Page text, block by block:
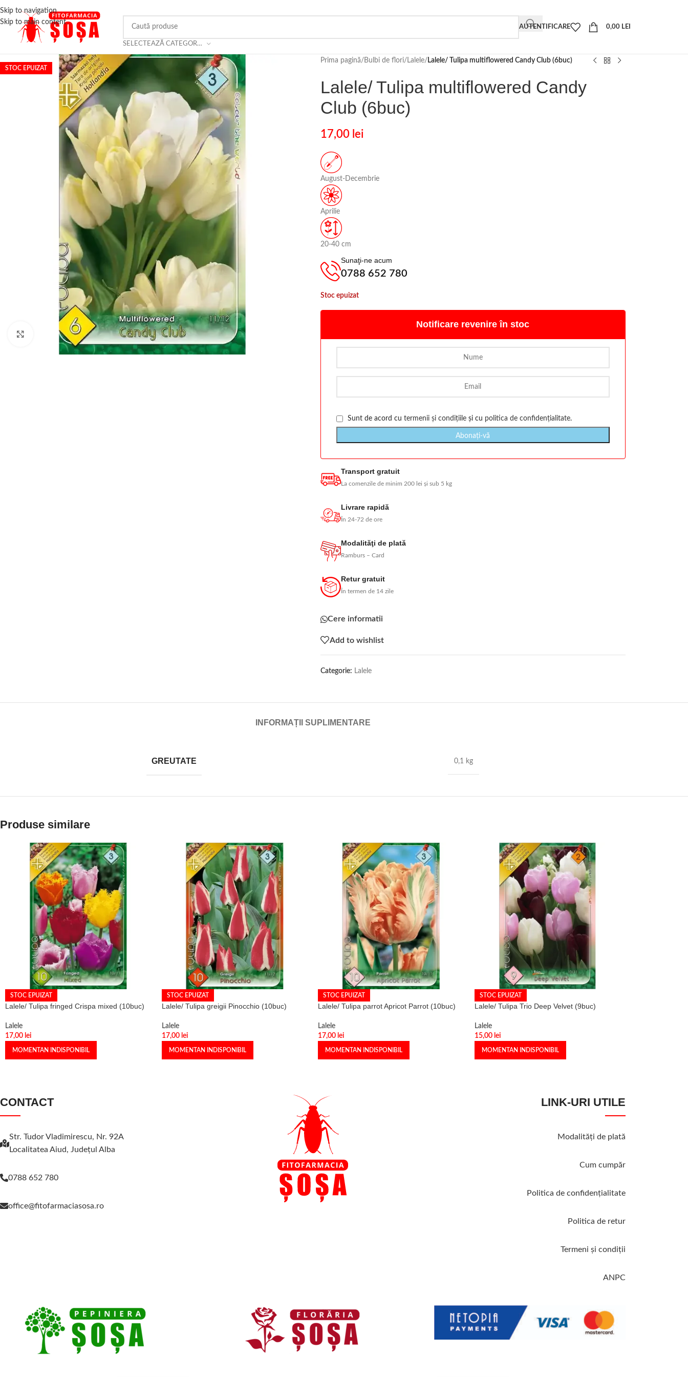
Skip to navigation
Skip to main content
SELECTEAZĂ CATEGORIA
AUTENTIFICARE 0,00 LEI
STOC EPUIZAT
Click to enlarge
Prima pagină/ Bulbi de flori/ Lalele/ Lalele/ Tulipa multiflowered Candy Club (6buc)
Lalele/ Tulipa multiflowered Candy
Club (6buc)
17,00 lei
August-Decembrie
Aprilie
20-40 cm
Sunaţi-ne acum
0788 652 780
Stoc epuizat
Notificare revenire în stoc
Sunt de acord cu termenii și condițiileși cu politica de confidențialitate.
Transport gratuit
La comenzile de minim 200 lei și sub 5 kg
Livrare rapidă
În 24-72 de ore
Modalităţi de plată
Ramburs – Card
Retur gratuit
În termen de 14 zile
Cere informatii
Add to wishlist
Categorie: Lalele
INFORMAȚII SUPLIMENTARE
GREUTATE 0,1 kg
Produse similare
STOC EPUIZAT
Lalele/ Tulipa fringed Crispa mixed (10buc)
Lalele
17,00 lei
MOMENTAN INDISPONIBIL
STOC EPUIZAT
Lalele/ Tulipa greigii Pinocchio (10buc)
Lalele
17,00 lei
MOMENTAN INDISPONIBIL
STOC EPUIZAT
Lalele/ Tulipa parrot Apricot Parrot (10buc)
Lalele
17,00 lei
MOMENTAN INDISPONIBIL
STOC EPUIZAT
Lalele/ Tulipa Trio Deep Velvet (9buc)
Lalele
15,00 lei
MOMENTAN INDISPONIBIL
CONTACT
Str. Tudor Vladimirescu, Nr. 92A
Localitatea Aiud, Judeţul Alba
0788 652 780
office@fitofarmaciasosa.ro
LINK-URI UTILE
Modalităţi de plată
Cum cumpăr
Politica de confidenţialitate
Politica de retur
Termeni şi condiţii
ANPC